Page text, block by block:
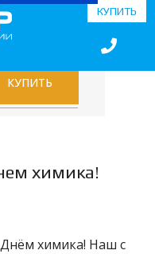
КУПИТЬ
КУПИТЬ
химика!
химика! Наш с